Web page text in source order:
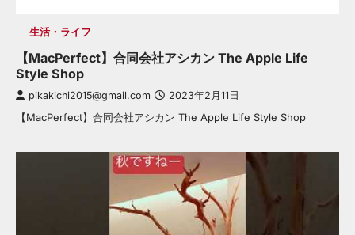
生活・ライフ
【MacPerfect】合同会社アシカン The Apple Life
Style Shop
pikakichi2015@gmail.com 2023年2月11日
【MacPerfect】合同会社アシカン The Apple Life Style Shop